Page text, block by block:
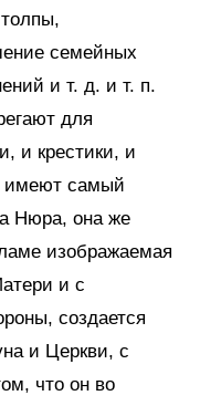
семейных
и т. д. и т. п.
для
и крестики, и
имеют самый
Нюра, она же
изображаемая
и с
создается
и Церкви, с
что он во